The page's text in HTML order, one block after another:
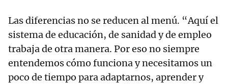
Las diferencias no se reducen al menú. “Aquí el
sistema de educación, de sanidad y de empleo
trabaja de otra manera. Por eso no siempre
entendemos cómo funciona y necesitamos un
poco de tiempo para adaptarnos, aprender y